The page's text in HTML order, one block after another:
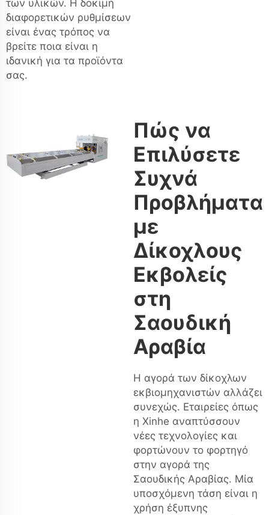
των υλικών. Η δοκιμή
διαφορετικών ρυθμίσεων
είναι ένας τρόπος να
βρείτε ποια είναι η
ιδανική για τα προϊόντα
σας.
Πώς να
Επιλύσετε
Συχνά
Προβλήματα
με
Δίκοχλους
Εκβολείς
στη
Σαουδική
Αραβία
Η αγορά των δίκοχλων
εκβιομηχανιστών αλλάζει
συνεχώς. Εταιρείες όπως
η Xinhe αναπτύσσουν
νέες τεχνολογίες και
φορτώνουν το φορτηγό
στην αγορά της
Σαουδικής Αραβίας. Μία
υποσχόμενη τάση είναι η
χρήση έξυπνης